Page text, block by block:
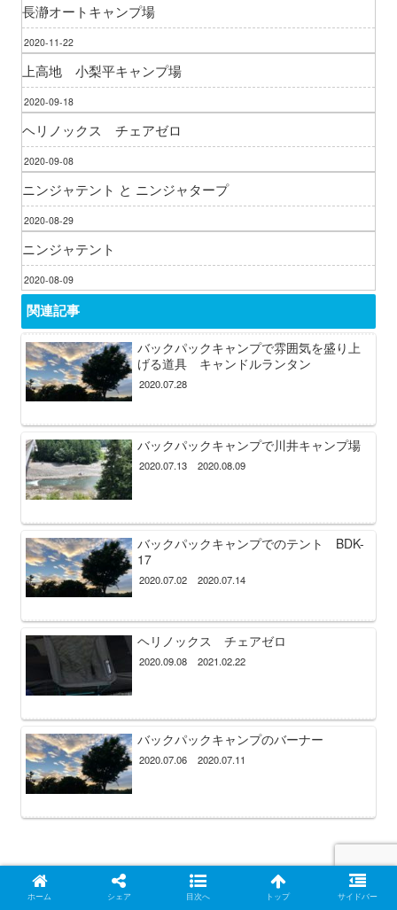
長瀞オートキャンプ場
2020-11-22
上高地 小梨平キャンプ場
2020-09-18
ヘリノックス チェアゼロ
2020-09-08
ニンジャテント と ニンジャタープ
2020-08-29
ニンジャテント
2020-08-09
関連記事
バックパックキャンプで雰囲気を盛り上
げる道具 キャンドルランタン
2020.07.28
バックパックキャンプで川井キャンプ場
2020.07.13 2020.08.09
バックパックキャンプでのテント BDK-
17
2020.07.02 2020.07.14
ヘリノックス チェアゼロ
2020.09.08 2021.02.22
バックパックキャンプのバーナー
2020.07.06 2020.07.11
ホーム シェア 目次へ トップ サイドバー